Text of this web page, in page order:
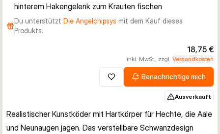
hinterem Hakengelenk zum Krauten fischen
Du unterstützt Die Angelchipsys mit dem Kauf dieses
Produkts.
18,75 €
inkl. MwSt., zzgl. Versandkosten
Zur Wunschliste hinzufügen
Benachrichtige mich
Ausverkauft
Realistischer Kunstköder mit Hartkörper für Hechte, die Aale
und Neunaugen jagen. Das verstellbare Schwanzdesign